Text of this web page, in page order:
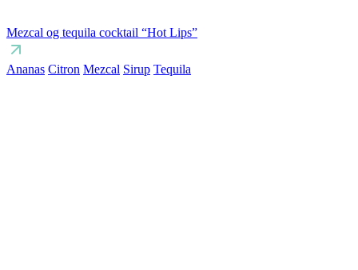
Mezcal og tequila cocktail “Hot Lips”
Ananas Citron Mezcal Sirup Tequila